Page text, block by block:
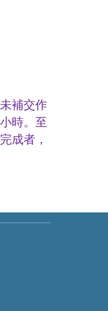
補交作
小時。至
成者，